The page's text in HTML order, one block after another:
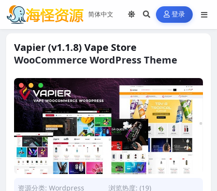
登录
Vapier (v1.1.8) Vape Store
WooCommerce WordPress Theme
资源分类: Wordpress
浏览热度: (19)